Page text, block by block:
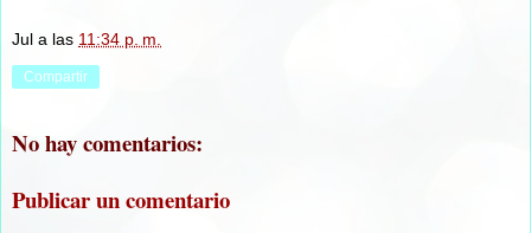
Jul a las 11:34 p. m.
Compartir
No hay comentarios:
Publicar un comentario